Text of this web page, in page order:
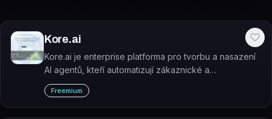
Kore.ai
Kore.ai je enterprise platforma pro tvorbu a nasazení
AI agentů, kteří automatizují zákaznické a
zaměstnanecké procesy na hlasových i digitálních
kanálech.
Freemium